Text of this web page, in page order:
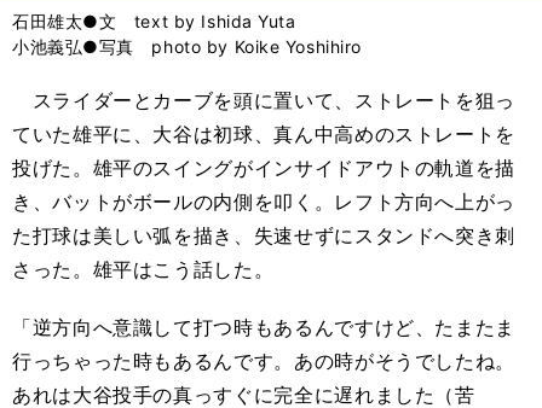
バ
石田雄太●文 text by Ishida Yuta
小池義弘●写真 photo by Koike Yoshihiro
スライダーとカーブを頭に置いて、ストレートを狙っ
ていた雄平に、大谷は初球、真ん中高めのストレートを
投げた。雄平のスイングがインサイドアウトの軌道を描
き、バットがボールの内側を叩く。レフト方向へ上がっ
た打球は美しい弧を描き、失速せずにスタンドへ突き刺
さった。雄平はこう話した。
「逆方向へ意識して打つ時もあるんですけど、たまたま
行っちゃった時もあるんです。あの時がそうでしたね。
あれは大谷投手の真っすぐに完全に遅れました（苦